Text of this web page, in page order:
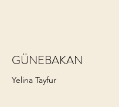
GÜNEBAKAN
Yelina Tayfur